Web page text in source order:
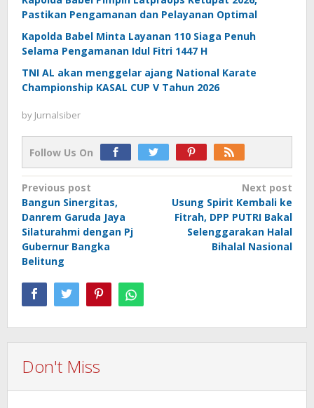
Pastikan Pengamanan dan Pelayanan Optimal
Kapolda Babel Minta Layanan 110 Siaga Penuh
Selama Pengamanan Idul Fitri 1447 H
TNI AL akan menggelar ajang National Karate
Championship KASAL CUP V Tahun 2026
by Jurnalsiber
Follow Us On
Post
navigation
Previous post
Bangun Sinergitas,
Danrem Garuda Jaya
Silaturahmi dengan Pj
Gubernur Bangka
Belitung
Next post
Usung Spirit Kembali ke
Fitrah, DPP PUTRI Bakal
Selenggarakan Halal
Bihalal Nasional
Don't Miss